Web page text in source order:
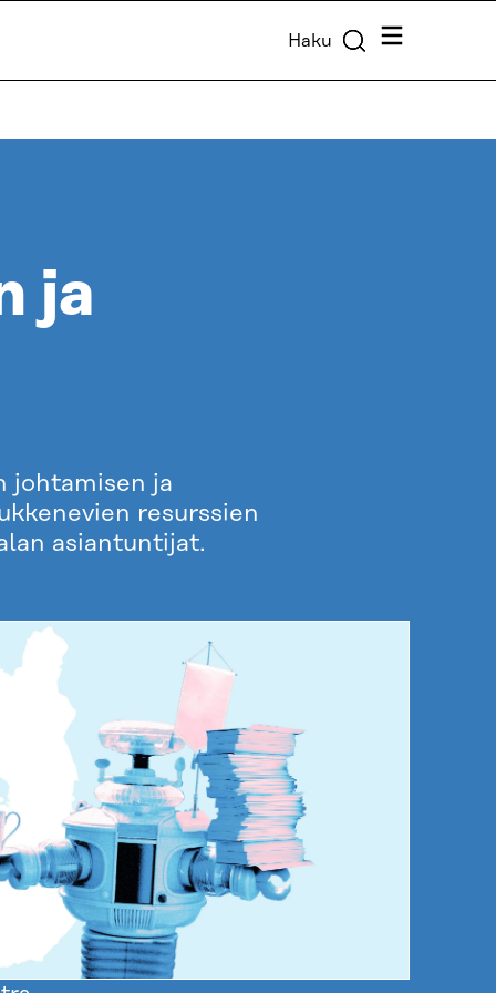
Haku Valikko
ja
johtamisen ja
resurssien
asiantuntijat.